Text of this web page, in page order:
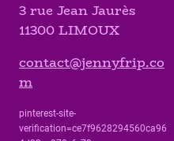
3 rue Jean Jaurès
11300 LIMOUX
contact@jennyfrip.co
m
pinterest-site-
verification=ce7f9628294560ca96